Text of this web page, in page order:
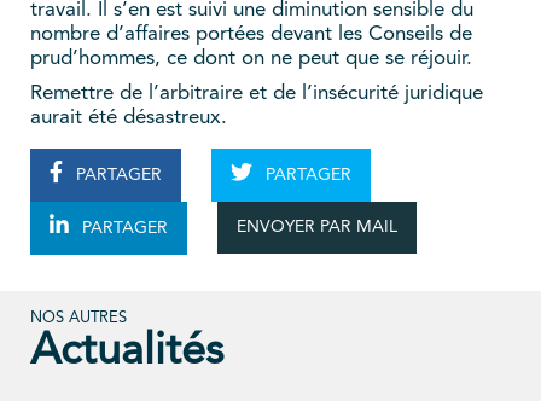
travail. Il s’en est suivi une diminution sensible du
nombre d’affaires portées devant les Conseils de
prud’hommes, ce dont on ne peut que se réjouir.
Remettre de l’arbitraire et de l’insécurité juridique
aurait été désastreux.
PARTAGER PARTAGER
PARTAGER ENVOYER PAR MAIL
NOS AUTRES
Actualités